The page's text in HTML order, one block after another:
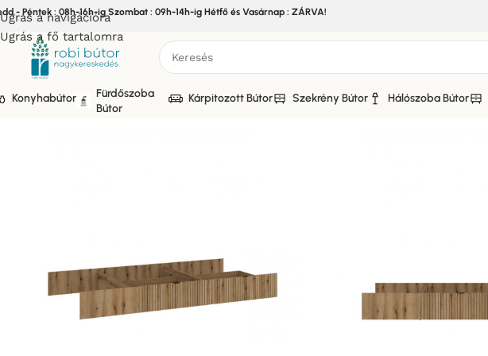
Ugrás a navigációra
Ugrás a fő tartalomra
- Péntek : 08h-16h-ig Szombat : 09h-14h-ig Hétfő és Vasárnap : ZÁRVA!
Konyhabútor
Fürdőszoba
Bútor
Kárpitozott Bútor Szekrény Bútor Hálószoba Bútor
Bútor/Szekrény bútor